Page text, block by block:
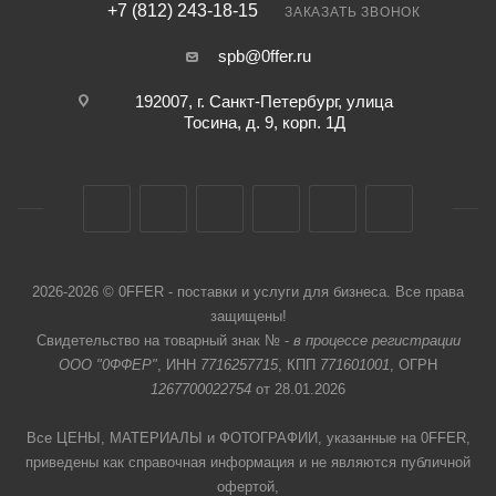
+7 (812) 243-18-15 ЗАКАЗАТЬ ЗВОНОК
spb@0ffer.ru
192007, г. Санкт-Петербург, улица
Тосина, д. 9, корп. 1Д
2026-2026 © 0FFER - поставки и услуги для бизнеса. Все права
защищены!
Свидетельство на товарный знак № - в процессе регистрации
ООО "0ФФЕР", ИНН 7716257715, КПП 771601001, ОГРН
1267700022754 от 28.01.2026
Все ЦЕНЫ, МАТЕРИАЛЫ и ФОТОГРАФИИ, указанные на 0FFER,
приведены как справочная информация и не являются публичной
офертой,